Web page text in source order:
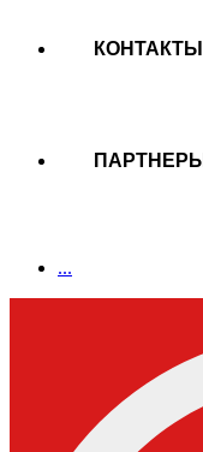
КОНТАКТЫ
ПАРТНЕРЫ
...